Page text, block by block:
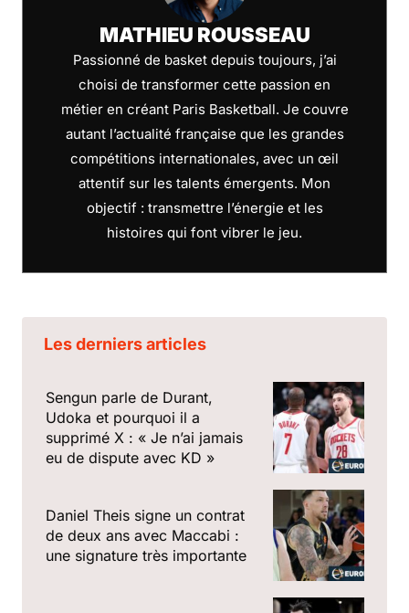
MATHIEU ROUSSEAU
Passionné de basket depuis toujours, j’ai
choisi de transformer cette passion en
métier en créant Paris Basketball. Je couvre
autant l’actualité française que les grandes
compétitions internationales, avec un œil
attentif sur les talents émergents. Mon
objectif : transmettre l’énergie et les
histoires qui font vibrer le jeu.
Les derniers articles
Sengun parle de Durant,
Udoka et pourquoi il a
supprimé X : « Je n’ai jamais
eu de dispute avec KD »
Daniel Theis signe un contrat
de deux ans avec Maccabi :
une signature très importante